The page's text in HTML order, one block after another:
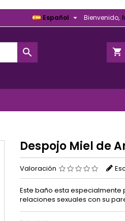
Bienvenido,
Español 
shopping_cart

Despojo Miel de
Valoración
Este baño esta
relaciones sexuales con su